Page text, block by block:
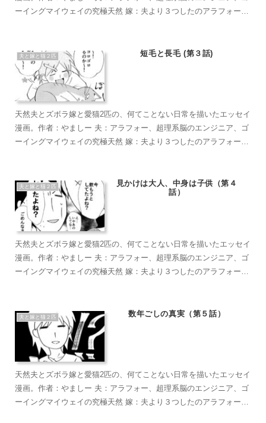
ーイングマイウェイの究極天然 嫁：夫より３つしたのアラフォー、
えん坊のもふもふ こぶ茶：抱っこが大好きラグドール。遊びへの欲
求がすごい。やりたい放題のバ…やんちゃ坊主
夫と嫁と猫２匹 短毛と長毛 (第３話)
天然夫とズボラ嫁と愛猫2匹の、何てことない日常を描いたエッセイ
漫画。作者：やましー 夫：アラフォー、超理系脳のエンジニア、ゴ
ーイングマイウェイの究極天然 嫁：夫より３つしたのアラフォー、
えん坊のもふもふ こぶ茶：抱っこが大好きラグドール。遊びへの欲
求がすごい。やりたい放題のバ…やんちゃ坊主
夫と嫁と猫２匹
見かけは大人、中身は子供（第４
話）
天然夫とズボラ嫁と愛猫2匹の、何てことない日常を描いたエッセイ
漫画。作者：やましー 夫：アラフォー、超理系脳のエンジニア、ゴ
ーイングマイウェイの究極天然 嫁：夫より３つしたのアラフォー、
えん坊のもふもふ こぶ茶：抱っこが大好きラグドール。遊びへの欲
求がすごい。やりたい放題のバ…やんちゃ坊主
夫と嫁と猫２匹 数年ごしの真実（第５話）
天然夫とズボラ嫁と愛猫2匹の、何てことない日常を描いたエッセイ
漫画。作者：やましー 夫：アラフォー、超理系脳のエンジニア、ゴ
ーイングマイウェイの究極天然 嫁：夫より３つしたのアラフォー、